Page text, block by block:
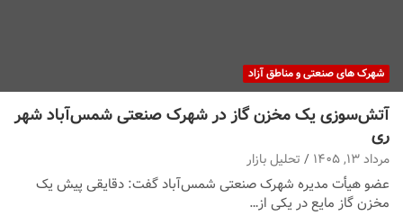
شهرک های صنعتی و مناطق آزاد
آتش‌سوزی یک مخزن گاز در شهرک صنعتی شمس‌آباد شهر
ری
مرداد ۱۳, ۱۴۰۵ تحلیل بازار
عضو هیأت مدیره شهرک صنعتی شمس‌آباد گفت: دقایقی پیش یک
مخزن گاز مایع در یکی از…